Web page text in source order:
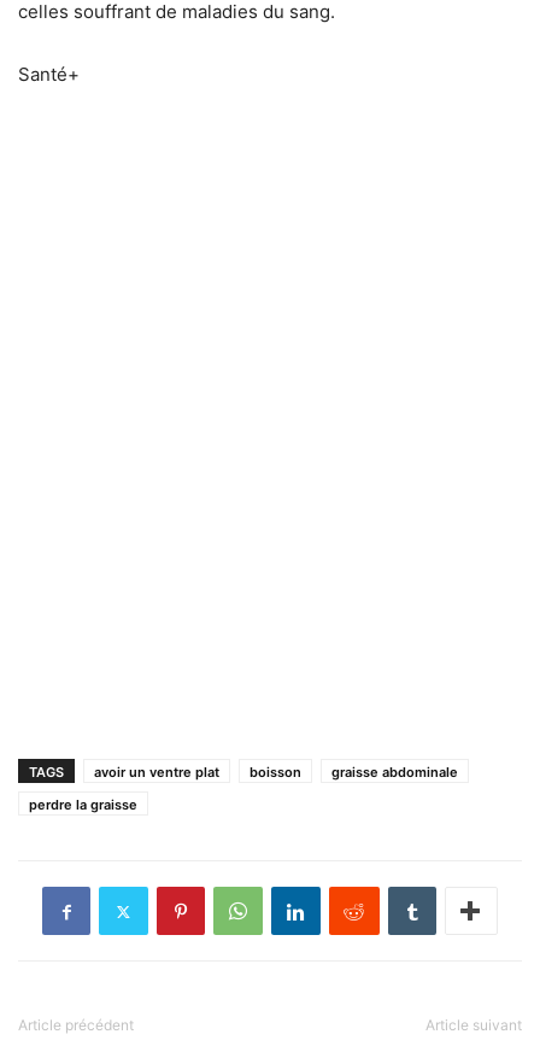
celles souffrant de maladies du sang.
Santé+
TAGS avoir un ventre plat boisson
graisse abdominale
perdre la graisse
Article précédent Article suivant